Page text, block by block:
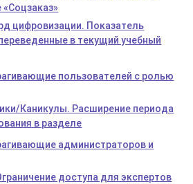
цифровизации. Показатель
в текущий учебный
пользователей с ролью
Каникулы. Расширение периода
в разделе
администраторов и
доступа для экспертов